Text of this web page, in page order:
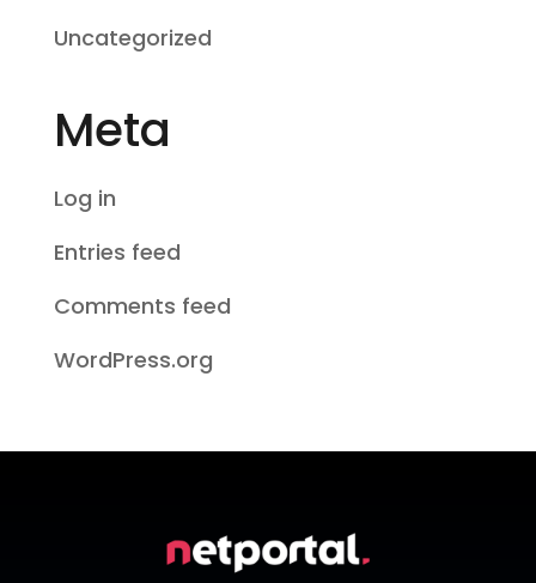
Uncategorized
Meta
Log in
Entries feed
Comments feed
WordPress.org